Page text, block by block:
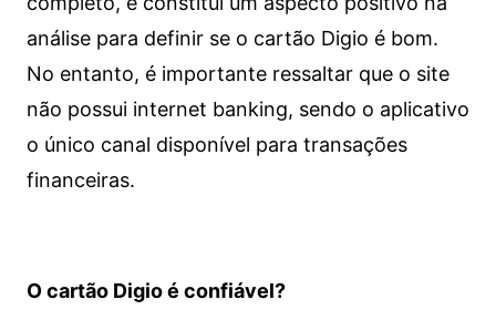
análise para definir se o cartão Digio é bom.
No entanto, é importante ressaltar que o site
não possui internet banking, sendo o aplicativo
o único canal disponível para transações
financeiras.
O cartão Digio é confiável?